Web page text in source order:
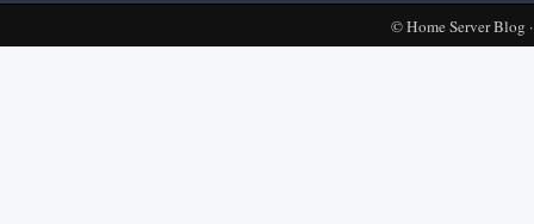
©Home Server Blog